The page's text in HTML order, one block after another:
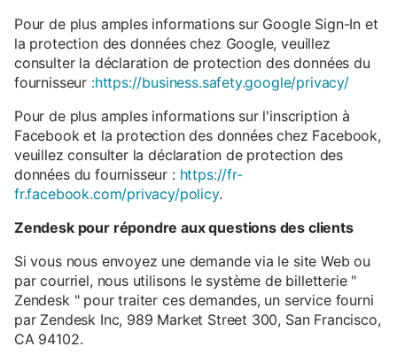
Pour de plus amples informations sur Google Sign-In et
la protection des données chez Google, veuillez
consulter la déclaration de protection des données du
fournisseur :https://business.safety.google/privacy/
Pour de plus amples informations sur l'inscription à
Facebook et la protection des données chez Facebook,
veuillez consulter la déclaration de protection des
données du fournisseur : https://fr-
fr.facebook.com/privacy/policy.
Zendesk pour répondre aux questions des clients
Si vous nous envoyez une demande via le site Web ou
par courriel, nous utilisons le système de billetterie "
Zendesk " pour traiter ces demandes, un service fourni
par Zendesk Inc, 989 Market Street 300, San Francisco,
CA 94102.